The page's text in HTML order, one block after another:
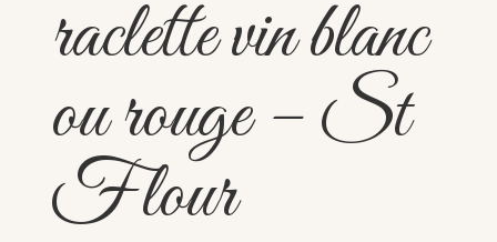
raclette vin blanc
ou rouge – St
Flour